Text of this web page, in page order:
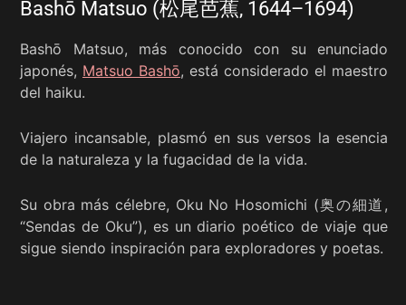
Bashō Matsuo (松尾芭蕉, 1644–1694)
Bashō Matsuo, más conocido con su enunciado
japonés, Matsuo Bashō, está considerado el maestro
del haiku.
Viajero incansable, plasmó en sus versos la esencia
de la naturaleza y la fugacidad de la vida.
Su obra más célebre, Oku No Hosomichi (奥の細道,
“Sendas de Oku”), es un diario poético de viaje que
sigue siendo inspiración para exploradores y poetas.